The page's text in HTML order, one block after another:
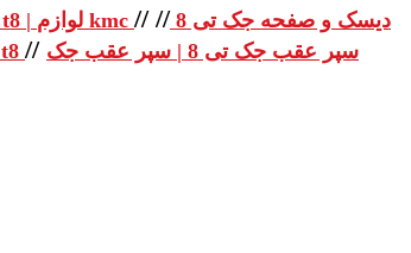
لوازم یدکی جک تی 8 | لوازم یدکی جک t8 | لوازم kmc // دیسک و صفحه جک تی 8 //
واشر سر سیلندر جک تی 8 | واشر سر سیلندر جک t8 // سپر عقب جک تی 8 | سپر عقب جک